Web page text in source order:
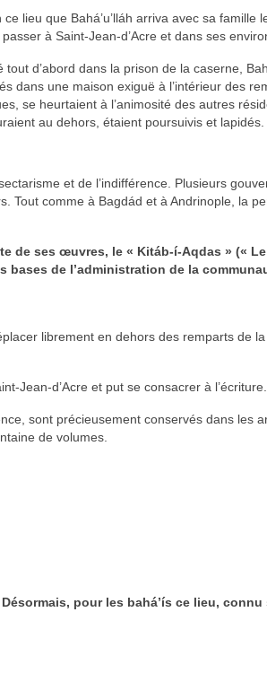
ce lieu que Bahá’u’lláh arriva avec sa
à Saint-Jean-d’Acre et dans ses
tout d’abord dans la prison de la caserne,
dans une maison exiguë à l’intérieur des
se heurtaient à l’animosité des autres
au dehors, étaient poursuivis et lapidés.
et de l’indifférence. Plusieurs
comme à Bagdád et à Andrinople, la
de ses œuvres, le « Kitáb-í-Aqdas » («
de l’administration de la
librement en dehors des remparts de
Jean-d’Acre et put se consacrer à l’écriture.
sont précieusement conservés dans les
de volumes.
pour les bahá’ís ce lieu,